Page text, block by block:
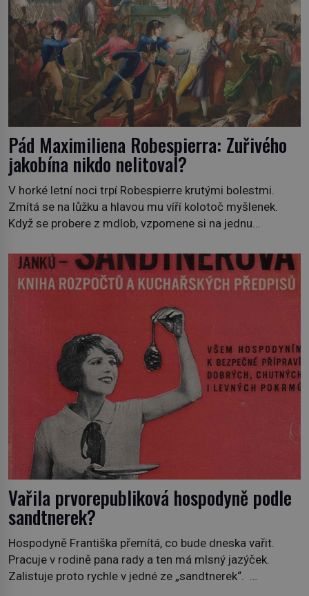
Pád Maximiliena Robespierra: Zuřivého
jakobína nikdo nelitoval?
V horké letní noci trpí Robespierre krutými bolestmi.
Zmítá se na lůžku a hlavou mu víří kolotoč myšlenek.
Když se probere z mdlob, vzpomene si na jednu
Prorokovala mu tragický osud. Tehdy se jí vysmál.
„Robespierre to dotáhne hodně daleko,“ prohlásil o něm
jiný významný francouzský revolucionář, Honoré de
Vařila prvorepubliková hospodyně podle
sandtnerek?
Hospodyně Františka přemítá, co bude dneska vařit.
Pracuje v rodině pana rady a ten má mlsný jazýček.
Zalistuje proto rychle v jedné ze „sandtnerek“.